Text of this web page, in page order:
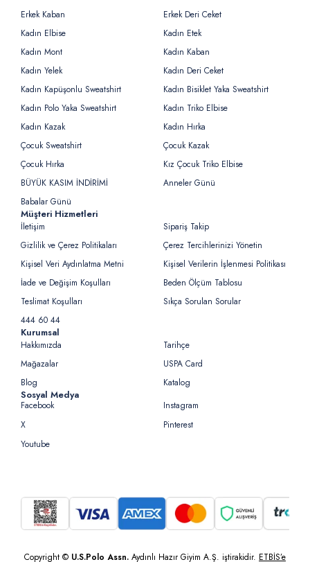
Erkek Kaban
Erkek Deri Ceket
Kadın Elbise
Kadın Etek
Kadın Mont
Kadın Kaban
Kadın Yelek
Kadın Deri Ceket
Kadın Kapüşonlu Sweatshirt
Kadın Bisiklet Yaka Sweatshirt
Kadın Polo Yaka Sweatshirt
Kadın Triko Elbise
Kadın Kazak
Kadın Hırka
Çocuk Sweatshirt
Çocuk Kazak
Çocuk Hırka
Kız Çocuk Triko Elbise
BÜYÜK KASIM İNDİRİMİ
Anneler Günü
Babalar Günü
Müşteri Hizmetleri
İletişim
Sipariş Takip
Gizlilik ve Çerez Politikaları
Çerez Tercihlerinizi Yönetin
Kişisel Veri Aydınlatma Metni
Kişisel Verilerin İşlenmesi Politikası
İade ve Değişim Koşulları
Beden Ölçüm Tablosu
Teslimat Koşulları
Sıkça Sorulan Sorular
444 60 44
Kurumsal
Hakkımızda
Tarihçe
Mağazalar
USPA Card
Blog
Katalog
Sosyal Medya
Facebook
Instagram
X
Pinterest
Youtube
Copyright © U.S.Polo Assn. Aydınlı Hazır Giyim A.Ş. iştirakidir. ETBİS’e